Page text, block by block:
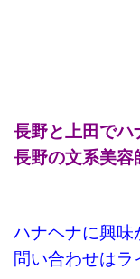
長野と上田でハ
長野の文系美容
ハナヘナに興味
問い合わせはラ